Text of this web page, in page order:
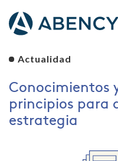
Actualidad
Conocimientos
principios
estrategia